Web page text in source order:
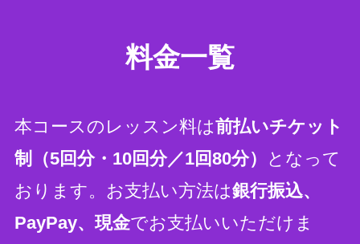
料金一覧
本コースのレッスン料は前払いチケット
制
（5回分・10回分／1回80分）
となって
おります。お支払い方法は銀行振込、
PayPay、現金でお支払いいただけま